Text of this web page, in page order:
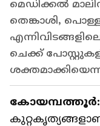
മെഡിക്കൽ
തെങ്കാശി,
ചെക്ക്
കോയമ്പത്തൂർ:
കുറ്റകൃത്യങ്ങളാണ്